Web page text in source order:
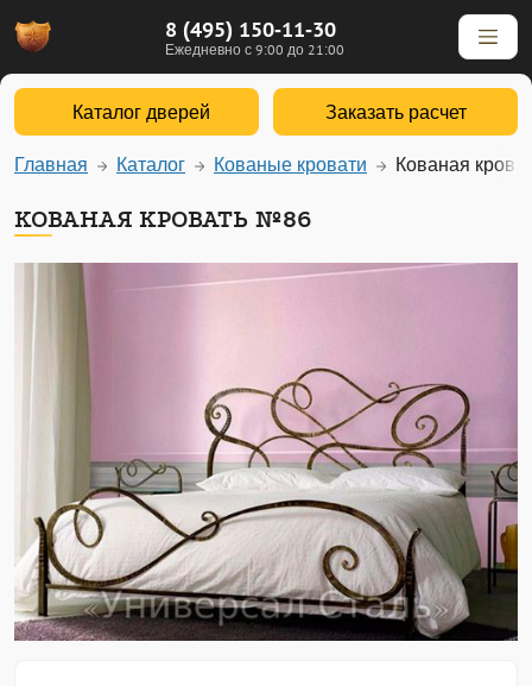
8 (495) 150-11-30
Ежедневно с 9:00 до 21:00
Каталог дверей Заказать расчет
Главная Каталог Кованые кровати Кованая
КОВАНАЯ КРОВАТЬ №86